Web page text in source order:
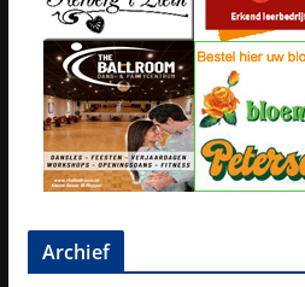
Archief